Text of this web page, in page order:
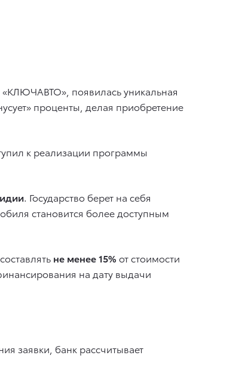
появилась уникальная
проценты, делая приобретение
к реализации программы
. Государство берет на себя
становится более доступным
не менее 15% от стоимости
на дату выдачи
заявки, банк рассчитывает